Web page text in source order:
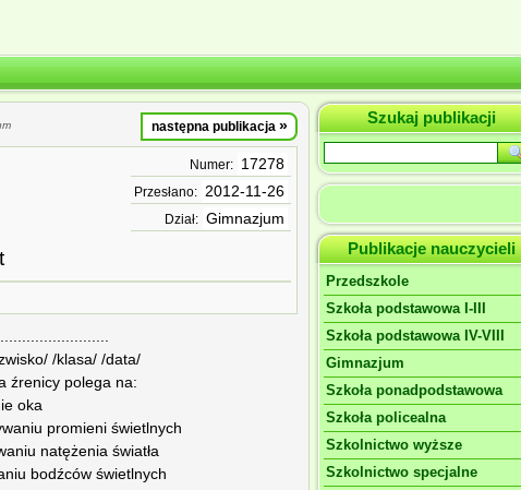
następna publikacja »
Numer: 17278
Przesłano: 2012-11-26
Dział: Gimnazjum
/klasa/ /data/
źrenicy polega na:
oka
promieni świetlnych
natężenia światła
bodźców świetlnych
Szukaj publikacji
Publikacje nauczycieli
Przedszkole
Szkoła podstawowa I-III
Szkoła podstawowa IV-VIII
Gimnazjum
Szkoła ponadpodstawowa
Szkoła policealna
Szkolnictwo wyższe
Szkolnictwo specjalne